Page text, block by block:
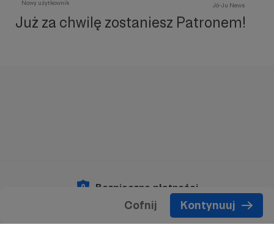
Cofnij Kontynuuj
Nowy użytkownik Jó-Ju News
Już za chwilę zostaniesz Patronem!
Bezpieczne płatności